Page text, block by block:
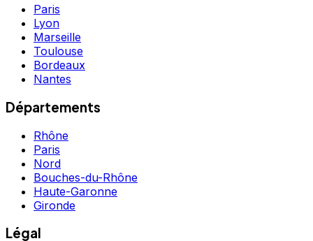
Paris
Lyon
Marseille
Toulouse
Bordeaux
Nantes
Départements
Rhône
Paris
Nord
Bouches-du-Rhône
Haute-Garonne
Gironde
Légal